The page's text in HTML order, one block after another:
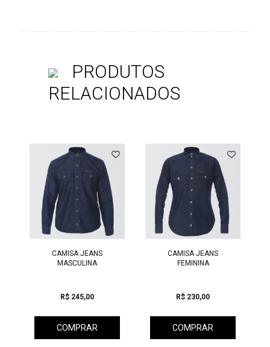
PRODUTOS
RELACIONADOS
CAMISA JEANS
MASCULINA
R$ 245,00
COMPRAR
CAMISA JEANS
FEMININA
R$ 230,00
COMPRAR